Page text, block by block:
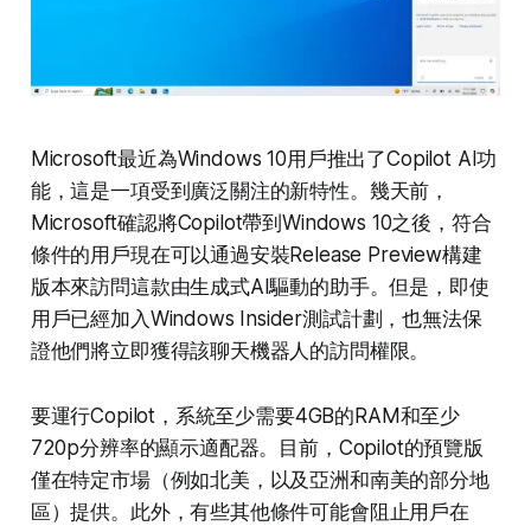
Microsoft最近為Windows 10用戶推出了Copilot AI功
能，這是一項受到廣泛關注的新特性。幾天前，
Microsoft確認將Copilot帶到Windows 10之後，符合
條件的用戶現在可以通過安裝Release Preview構建
版本來訪問這款由生成式AI驅動的助手。但是，即使
用戶已經加入Windows Insider測試計劃，也無法保
證他們將立即獲得該聊天機器人的訪問權限。
要運行Copilot，系統至少需要4GB的RAM和至少
720p分辨率的顯示適配器。目前，Copilot的預覽版
僅在特定市場（例如北美，以及亞洲和南美的部分地
區）提供。此外，有些其他條件可能會阻止用戶在